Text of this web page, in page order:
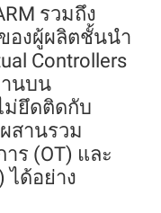
รวมถึง
องผู้ผลิตชั้นนำ
Controllers
นบน
ม่ยึดติดกับ
สานรวม
ร (OT) และ
ได้อย่าง